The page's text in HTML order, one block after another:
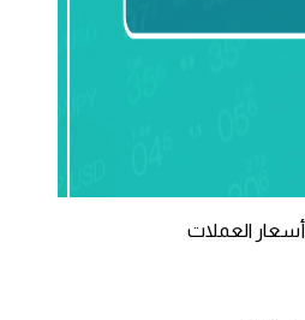
أسعار العملات